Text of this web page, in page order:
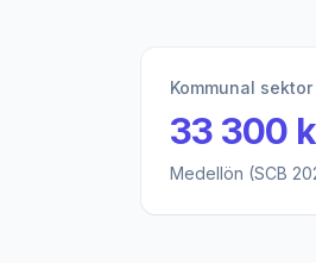
Kommunal sektor
33 300
Medellön (SCB